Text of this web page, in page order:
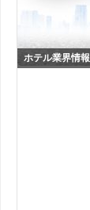
ホテル業界情報